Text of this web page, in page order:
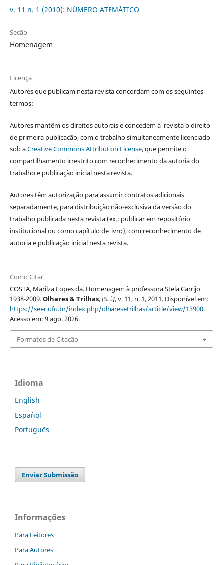
v. 11 n. 1 (2010): NÚMERO ATEMÁTICO
Seção
Homenagem
Licença
Autores que publicam nesta revista concordam com os seguintes
termos:
Autores mantêm os direitos autorais e concedem à revista o direito
de primeira publicação, com o trabalho simultaneamente licenciado
sob aCreative Commons Attribution License, que permite o
compartilhamento irrestrito com reconhecimento da autoria do
trabalho e publicação inicial nesta revista.
Autores têm autorização para assumir contratos adicionais
separadamente, para distribuição não-exclusiva da versão do
trabalho publicada nesta revista (ex.: publicar em repositório
institucional ou como capítulo de livro), com reconhecimento de
autoria e publicação inicial nesta revista.
Como Citar
COSTA, Marilza Lopes da. Homenagem à professora Stela Carrijo
1938-2009.Olhares & Trilhas,[S. l.], v. 11, n. 1, 2011. Disponível em:
https://seer.ufu.br/index.php/olharesetrilhas/article/view/13900.
Acesso em: 9 ago. 2026.
Formatos de Citação
Idioma
English
Español
Português
Enviar Submissão
Informações
Para Leitores
Para Autores